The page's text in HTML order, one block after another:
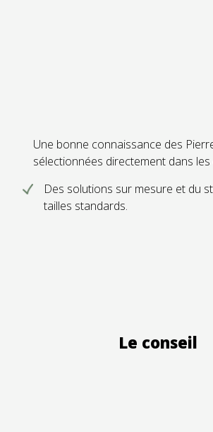
Une bonne connaissance des
sélectionnées directement dans
Des solutions sur mesure et du
tailles standards.
Le conseil